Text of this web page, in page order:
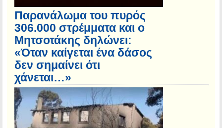
Παρανάλωμα του πυρός
306.000 στρέμματα και ο
Μητσοτάκης δηλώνει:
«Όταν καίγεται ένα δάσος
δεν σημαίνει ότι
χάνεται…»